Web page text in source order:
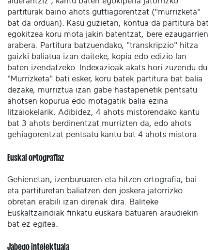
partiturak baino ahots guttiagorentzat ("murrizketa"
bat da orduan). Kasu guzietan, kontua da partitura bat
egokitzea koru mota jakin batentzat, bere ezaugarrien
arabera. Partitura batzuendako, "transkripzio" hitza
gaizki baliatua izan daiteke, kopia edo edizio lan
baten izendatzeko. Indexazioak akats hori zuzendu du.
"Murrizketa" bati esker, koru batek partitura bat balia
dezake, murriztua izan gabe hastapenetik pentsatu
ahotsen kopurua edo motagatik balia ezina
litzaiokelarik. Adibidez, 4 ahots mistorendako kantu
bat 3 ahots berdinentzat murrizten da, edo ahots
gehiagorentzat pentsatu kantu bat 4 ahots mistora.
Euskal ortografiaz
Gehienetan, izenburuaren eta hitzen ortografia, bai
eta partituretan baliatzen den joskera jatorrizko
obretan erabili izan direnak dira. Baliteke
Euskaltzaindiak finkatu euskara batuaren araudiekin
bat ez egitea.
Jabego intelektuala